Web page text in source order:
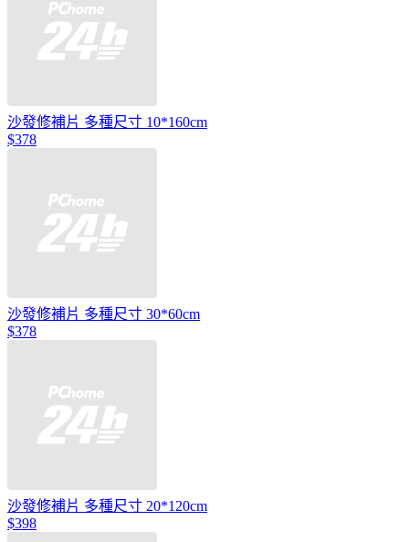
沙發修補片 多種尺寸 10*160cm
$378
沙發修補片 多種尺寸 30*60cm
$378
沙發修補片 多種尺寸 20*120cm
$398